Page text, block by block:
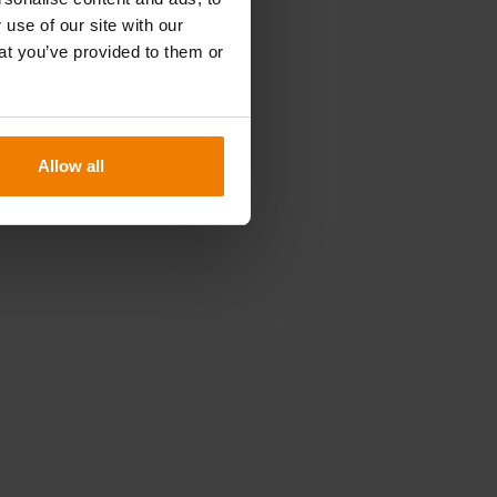
use of our site with our
you’ve provided to them or
Allow all